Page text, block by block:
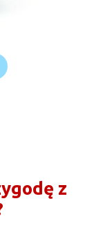
z